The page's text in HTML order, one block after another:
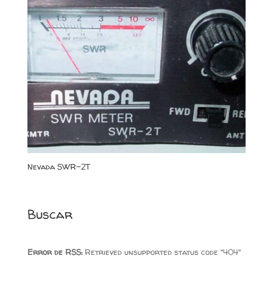
Nevada SWR-2T
Buscar
Error de RSS:Retrieved unsupported status code "404"